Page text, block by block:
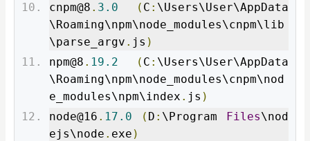
cnpm@8 . 3.0 ( C : \Users\User\AppData
\Roaming\npm\node_modules\cnpm\lib
\parse_argv . js )
npm@8 . 19.2 ( C : \Users\User\AppData
\Roaming\npm\node_modules\cnpm\nod
e_modules\npm\index . js )
node@16 . 17.0 ( D : \Program Files\nod
ejs\node . exe )